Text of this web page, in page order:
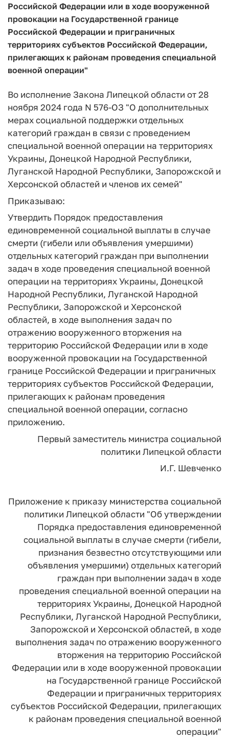
Российской Федерации или в ходе вооруженной
провокации на Государственной границе
Российской Федерации и приграничных
территориях субъектов Российской Федерации,
прилегающих к районам проведения специальной
военной операции"
Во исполнение Закона Липецкой области от 28
ноября 2024 года N 576-ОЗ "О дополнительных
мерах социальной поддержки отдельных
категорий граждан в связи с проведением
специальной военной операции на территориях
Украины, Донецкой Народной Республики,
Луганской Народной Республики, Запорожской и
Херсонской областей и членов их семей"
Приказываю:
Утвердить Порядок предоставления
единовременной социальной выплаты в случае
смерти (гибели или объявления умершими)
отдельных категорий граждан при выполнении
задач в ходе проведения специальной военной
операции на территориях Украины, Донецкой
Народной Республики, Луганской Народной
Республики, Запорожской и Херсонской
областей, в ходе выполнения задач по
отражению вооруженного вторжения на
территорию Российской Федерации или в ходе
вооруженной провокации на Государственной
границе Российской Федерации и приграничных
территориях субъектов Российской Федерации,
прилегающих к районам проведения
специальной военной операции, согласно
приложению.
Первый заместитель министра социальной
политики Липецкой области
И.Г. Шевченко
Приложение к приказу министерства социальной
политики Липецкой области "Об утверждении
Порядка предоставления единовременной
социальной выплаты в случае смерти (гибели,
признания безвестноотсутствующими или
объявления умершими) отдельных категорий
граждан при выполнении задач в ходе
проведения специальной военной операции на
территориях Украины, Донецкой Народной
Республики, Луганской Народной Республики,
Запорожской и Херсонской областей, в ходе
выполнения задач по отражению вооруженного
вторжения на территорию Российской
Федерации или в ходе вооруженной провокации
на Государственной границе Российской
Федерации и приграничныхтерриториях
субъектов Российской Федерации, прилегающих
к районам проведения специальной военной
операции"